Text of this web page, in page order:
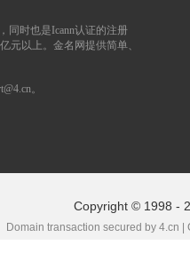
同时也是Icann认证的注册
元以上。金名网提供简单、
。
Copyright © 1998 -
Domain transaction secured by 4.cn